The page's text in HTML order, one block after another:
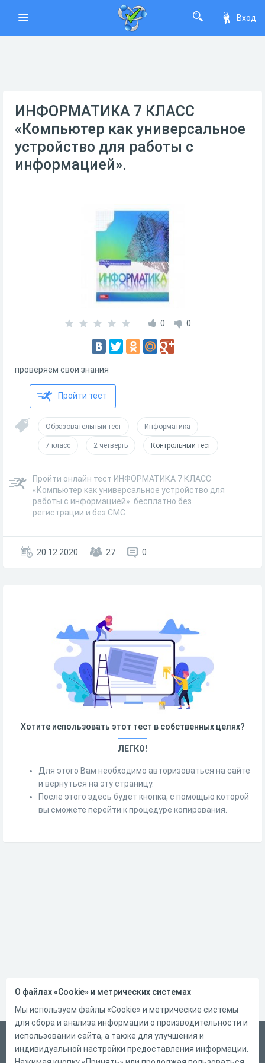
Вход
ИНФОРМАТИКА 7 КЛАСС
«Компьютер как универсальное
устройство для работы с
информацией».
0 0
проверяем свои знания
Пройти тест
Образовательный тест Информатика
7 класс 2 четверть Контрольный тест
Пройти онлайн тест ИНФОРМАТИКА 7 КЛАСС
«Компьютер как универсальное устройство для
работы с информацией». бесплатно без
регистрации и без СМС
20.12.2020 27 0
Хотите использовать этот тест в собственных целях?
ЛЕГКО!
Для этого Вам необходимо авторизоваться на сайте
и вернуться на эту страницу.
После этого здесь будет кнопка, с помощью которой
вы сможете перейти к процедуре копирования.
Русский
Справка
О файлах «Cookie» и метрических системах
Мы используем файлы «Cookie» и метрические системы
для сбора и анализа информации о производительности и
использовании сайта, а также для улучшения и
индивидуальной настройки предоставления информации.